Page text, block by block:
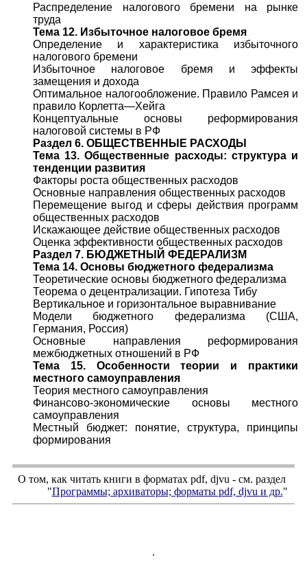
Распределение налогового бремени на рынке
труда
Тема 12. Избыточное налоговое бремя
Определение и характеристика избыточного
налогового бремени
Избыточное налоговое бремя и эффекты
замещения и дохода
Оптимальное налогообложение. Правило Рамсея и
правило Корлетта—Хейга
Концептуальные основы реформирования
налоговой системы в РФ
Раздел 6. ОБЩЕСТВЕННЫЕ РАСХОДЫ
Тема 13. Общественные расходы: структура и
тенденции развития
Факторы роста общественных расходов
Основные направления общественных расходов
Перемещение выгод и сферы действия программ
общественных расходов
Искажающее действие общественных расходов
Оценка эффективности общественных расходов
Раздел 7. БЮДЖЕТНЫЙ ФЕДЕРАЛИЗМ
Тема 14. Основы бюджетного федерализма
Теоретические основы бюджетного федерализма
Теорема о децентрализации. Гипотеза Тибу
Вертикальное и горизонтальное выравнивание
Модели бюджетного федерализма (США,
Германия, Россия)
Основные направления реформирования
межбюджетных отношений в РФ
Тема 15. Особенности теории и практики
местного самоуправления
Теория местного самоуправления
Финансово-экономические основы местного
самоуправления
Местный бюджет: понятие, структура, принципы
формирования
О том, как читать книги в форматах pdf, djvu - см. раздел
"Программы; архиваторы; форматы pdf, djvu и др."
.